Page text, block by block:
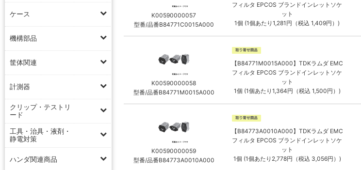
ケース
機構部品
筐体関連
計測器
クリップ・テストリ
ード
工具・治具・液剤・
静電対策
ハンダ関連商品
K00590000057
型番/品番B84771C0015A000
フィルタ EPCOS ブランドインレットソケ
ット
1個 (1個あたり1,281円（税込 1,409円）)
K00590000058
型番/品番B84771M0015A000
【B84771M0015A000】TDKラムダ EMC
フィルタ EPCOS ブランドインレットソケ
ット
1個 (1個あたり1,364円（税込 1,500円）)
K00590000059
型番/品番B84773A0010A000
【B84773A0010A000】TDKラムダ EMC
フィルタ EPCOS ブランドインレットソケ
ット
1個 (1個あたり2,778円（税込 3,056円）)